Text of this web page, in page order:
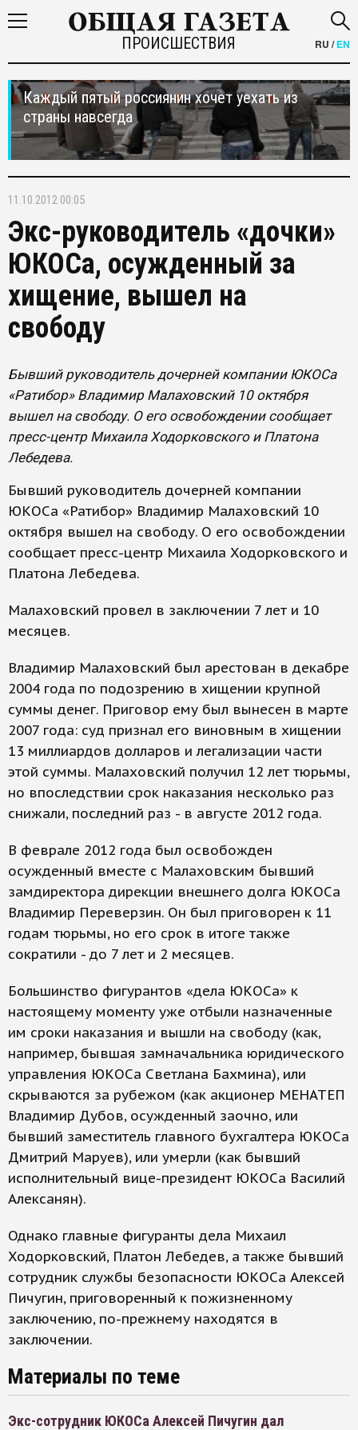
ПРОИСШЕСТВИЯ RU /EN
Каждый пятый россиянин хочет уехать из
страны навсегда
11.10.2012 00:05
Экс-руководитель «дочки»
ЮКОСа, осужденный за
хищение, вышел на
свободу
Бывший руководитель дочерней компании ЮКОСа
«Ратибор» Владимир Малаховский 10 октября
вышел на свободу. О его освобождении сообщает
пресс-центр Михаила Ходорковского и Платона
Лебедева.
Бывший руководитель дочерней компании
ЮКОСа «Ратибор» Владимир Малаховский 10
октября вышел на свободу. О его освобождении
сообщает пресс-центр Михаила Ходорковского и
Платона Лебедева.
Малаховский провел в заключении 7 лет и 10
месяцев.
Владимир Малаховский был арестован в декабре
2004 года по подозрению в хищении крупной
суммы денег. Приговор ему был вынесен в марте
2007 года: суд признал его виновным в хищении
13 миллиардов долларов и легализации части
этой суммы. Малаховский получил 12 лет тюрьмы,
но впоследствии срок наказания несколько раз
снижали, последний раз - в августе 2012 года.
В феврале 2012 года был освобожден
осужденный вместе с Малаховским бывший
замдиректора дирекции внешнего долга ЮКОСа
Владимир Переверзин. Он был приговорен к 11
годам тюрьмы, но его срок в итоге также
сократили - до 7 лет и 2 месяцев.
Большинство фигурантов «дела ЮКОСа» к
настоящему моменту уже отбыли назначенные
им сроки наказания и вышли на свободу (как,
например, бывшая замначальника юридического
управления ЮКОСа Светлана Бахмина), или
скрываются за рубежом (как акционер МЕНАТЕП
Владимир Дубов, осужденный заочно, или
бывший заместитель главного бухгалтера ЮКОСа
Дмитрий Маруев), или умерли (как бывший
исполнительный вице-президент ЮКОСа Василий
Алексанян).
Однако главные фигуранты дела Михаил
Ходорковский, Платон Лебедев, а также бывший
сотрудник службы безопасности ЮКОСа Алексей
Пичугин, приговоренный к пожизненному
заключению, по-прежнему находятся в
заключении.
Материалы по теме
Экс-сотрудник ЮКОСа Алексей Пичугин дал